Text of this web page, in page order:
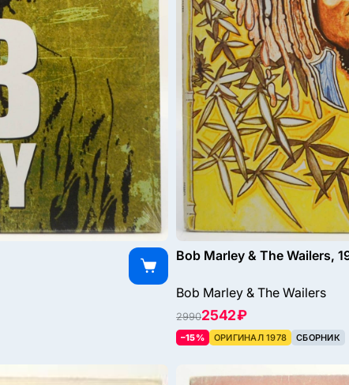
Bob Marley & The Wailers,
Bob Marley & The Wailers
29902542 ₽
–15% ОРИГИНАЛ 1978 СБОРНИК